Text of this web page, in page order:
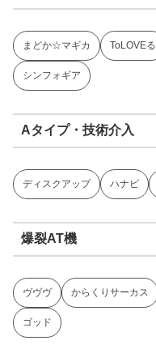
まどか☆マギカ ToLOVEる
シンフォギア
Aタイプ・技術介入
ディスクアップ ハナビ
爆裂AT機
ヴヴヴ からくりサーカス
ゴッド